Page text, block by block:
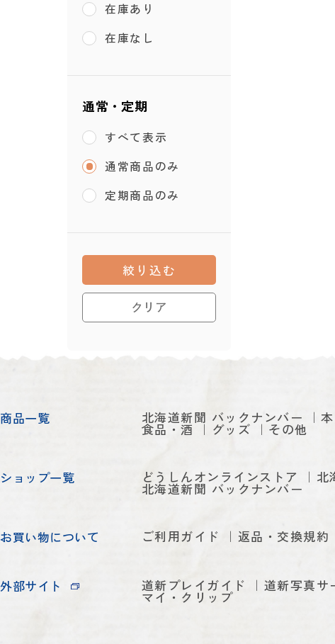
在庫あり
在庫なし
通常・定期
すべて表示
通常商品のみ
定期商品のみ
クリア
絞り込む
商品一覧 北海道新聞 バックナンバー 本
食品・酒 グッズ その他
ショップ一覧 どうしんオンラインストア 北
北海道新聞 バックナンバー
お買い物について ご利用ガイド 返品・交換規約
外部サイト 道新プレイガイド 道新写真サ
マイ・クリップ